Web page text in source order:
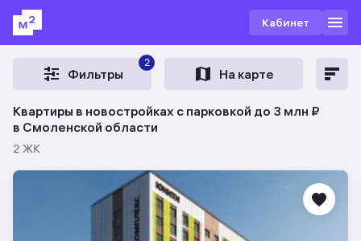
Кабинет
Фильтры
2
На карте
Квартиры в новостройках с парковкой до 3 млн ₽
в Смоленской области
2 ЖК